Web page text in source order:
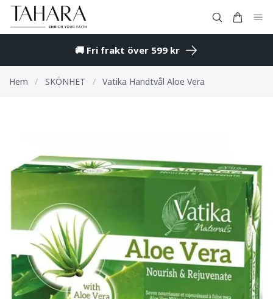
🚚 Fri frakt över 599 kr
Hem / SKÖNHET / Vatika Handtvål Aloe Vera